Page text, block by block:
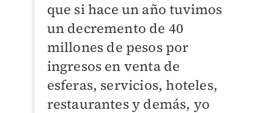
que si hace un año tuvimos
un decremento de 40
millones de pesos por
ingresos en venta de
esferas, servicios, hoteles,
restaurantes y demás, yo